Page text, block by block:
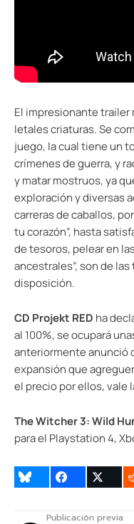
El impresionante trailer
letales criaturas. Se
juego, la cual tiene un
crímenes de guerra, y
y matar mostruos, ya
exploración y diversas
carreras de caballos,
tu corazón”, hasta
de tesoros, pelear en
ancestrales”, son de
disposición.
CD Projekt RED ha
al 100%, se ocupará
anteriormente anunció
expansión que
el precio por ellos, vale
The Witcher 3: Wild
para el Playstation 4,
Publicación previa